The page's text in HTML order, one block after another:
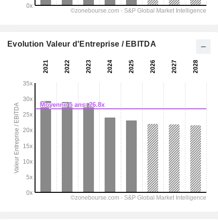
Evolution Valeur d'Entreprise / EBITDA